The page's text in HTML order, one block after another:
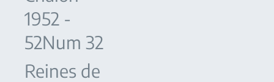
1952 -
52Num 32
Reines de